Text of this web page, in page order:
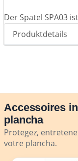
Der Spatel SPA03
Produktdetails
Accessoires
plancha
Protegez,
votre plancha.